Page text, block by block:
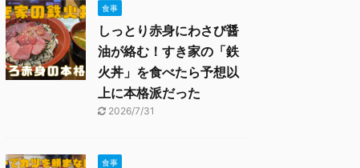
食事
しっとり赤身にわさび醤
油が絡む！すき家の「鉄
火丼」を食べたら予想以
上に本格派だった
2026/7/31
食事